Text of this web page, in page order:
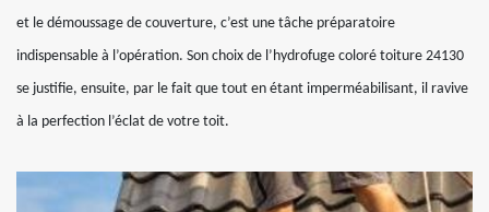
et le démoussage de couverture, c’est une tâche préparatoire
indispensable à l’opération. Son choix de l’hydrofuge coloré toiture 24130
se justifie, ensuite, par le fait que tout en étant imperméabilisant, il ravive
à la perfection l’éclat de votre toit.